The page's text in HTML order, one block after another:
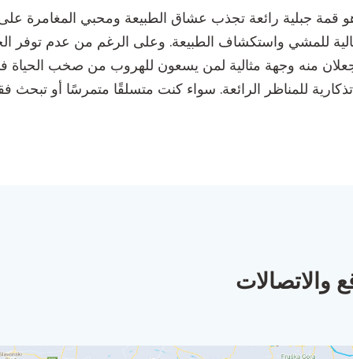
قمة جبلية رائعة تجذب عشاق الطبيعة ومحبي المغامرة
للمشي واستكشاف الطبيعة. وعلى الرغم من عدم توفر
منه وجهة مثالية لمن يسعون للهروب من صخب الحياة
للمناظر الرائعة. سواء كنت متسلقًا متمرسًا أو تبحث
والاتصالات